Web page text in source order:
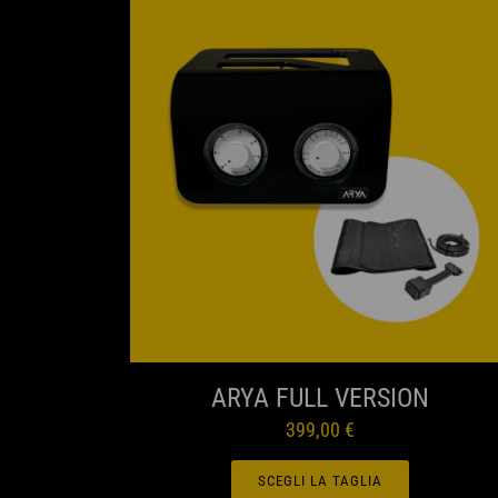
ARYA FULL VERSION
399,00 €
SCEGLI LA TAGLIA